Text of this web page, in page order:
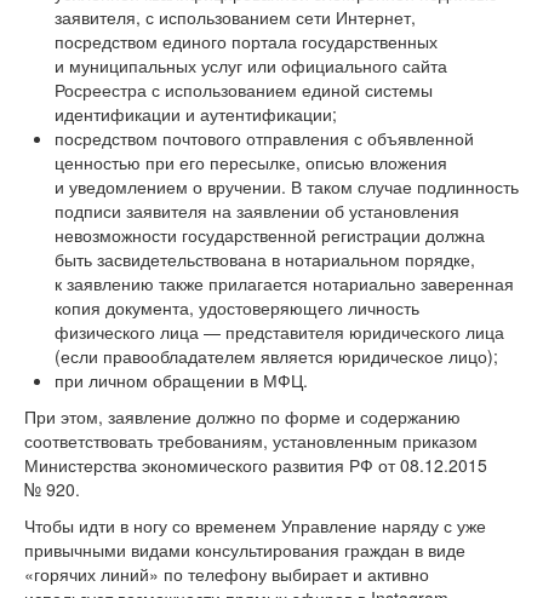
заявителя, с использованием сети Интернет,
посредством единого портала государственных
и муниципальных услуг или официального сайта
Росреестра с использованием единой системы
идентификации и аутентификации;
посредством почтового отправления с объявленной
ценностью при его пересылке, описью вложения
и уведомлением о вручении. В таком случае подлинность
подписи заявителя на заявлении об установления
невозможности государственной регистрации должна
быть засвидетельствована в нотариальном порядке,
к заявлению также прилагается нотариально заверенная
копия документа, удостоверяющего личность
физического лица — представителя юридического лица
(если правообладателем является юридическое лицо);
при личном обращении в МФЦ.
При этом, заявление должно по форме и содержанию
соответствовать требованиям, установленным приказом
Министерства экономического развития РФ от 08.12.2015
№ 920.
Чтобы идти в ногу со временем Управление наряду с уже
привычными видами консультирования граждан в виде
«горячих линий» по телефону выбирает и активно